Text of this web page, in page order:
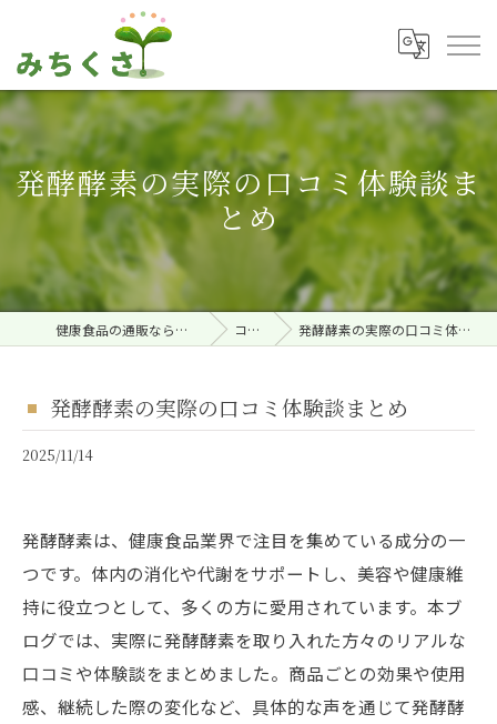
発酵酵素の実際の口コミ体験談ま
とめ
健康食品の通販ならみちくさ。 コラム 発酵酵素の実際の口コミ体験談まとめ
発酵酵素の実際の口コミ体験談まとめ
2025/11/14
発酵酵素は、健康食品業界で注目を集めている成分の一
つです。体内の消化や代謝をサポートし、美容や健康維
持に役立つとして、多くの方に愛用されています。本ブ
ログでは、実際に発酵酵素を取り入れた方々のリアルな
口コミや体験談をまとめました。商品ごとの効果や使用
感、継続した際の変化など、具体的な声を通じて発酵酵